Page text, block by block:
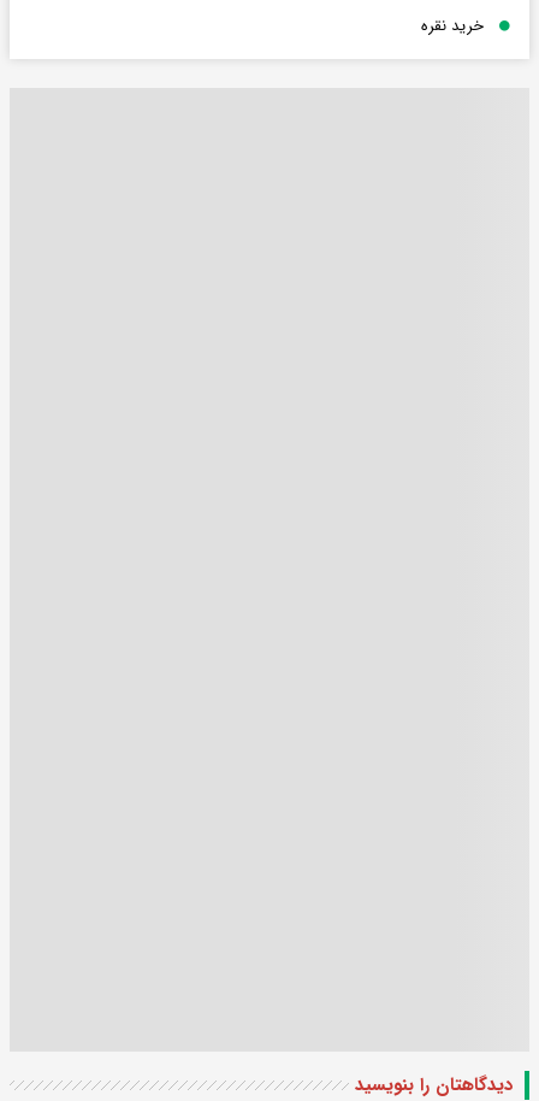
خرید نقره
دیدگاهتان را بنویسید